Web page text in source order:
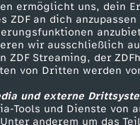
ermöglicht uns, dein
ZDF an dich anzupassen
wir ausschließlich
ZDF Streaming, der
von Dritten werden
und externe
Tools und Dienste von
anderem um das
Hilfe